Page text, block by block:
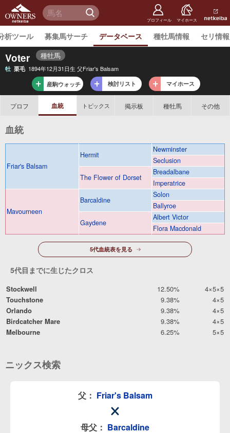
netkeiba
オーナー
ズ プロフィール マイホース
析ツール 募集馬サーチ データベース 種牡馬情報 セリ情報
Voter 種牡馬
牡 栗毛 1894年12月31日生 父Friar's Balsam
産駒ウォッチ 検討リスト マイホース
プロフ 血統 トピックス 掲示板 種牡馬 その他
血統
Friar's Balsam
Hermit
Newminster
Seclusion
The Flower of Dorset
Breadalbane
Imperatrice
Mavourneen
Barcaldine
Solon
Ballyroe
Gaydene
Albert Victor
Flora Macdonald
5代血統表を見る
5代目までに生じたクロス
Stockwell 12.50%
4×5×5
Touchstone
9.38%
4×5
Orlando
9.38%
4×5
Birdcatcher Mare
9.38%
4×5
Melbourne
6.25% 5×5
ニックス検索
父： Friar's Balsam
母父： Barcaldine